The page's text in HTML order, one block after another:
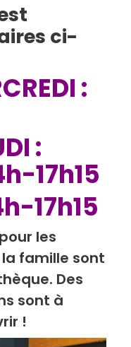
ci-
:
:
17h15
17h15
les
famille sont
Des
sont à
!